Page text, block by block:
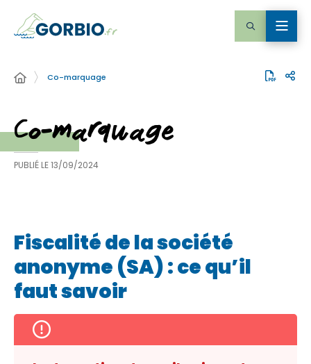
Co-marquage
Co-marquage
PUBLIÉ LE13/09/2024
Fiscalité de la société
anonyme (SA) : ce qu’il
faut savoir